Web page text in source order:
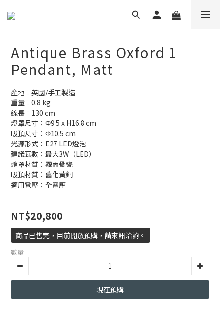
Antique Brass Oxford 1
Pendant, Matt
產地：英國/手工製造
重量：0.8 kg
線長：130 cm
燈罩尺寸：Φ9.5 x H16.8 cm
吸頂尺寸：Φ10.5 cm
光源形式：E27 LED燈泡
建議瓦數：最大3W（LED）
燈罩材質：霧面骨瓷
吸頂材質：舊化黃銅
適用電壓：全電壓
NT$20,800
商品已售完，目前開放預購，請來訊洽詢。
數量
現在預購